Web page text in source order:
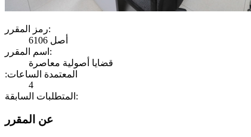
رمز المقرر:
أصل 6106
اسم المقرر:
قضايا أصولية معاصرة
:المعتمدة الساعات
4
المتطلبات السابقة:
عن المقرر